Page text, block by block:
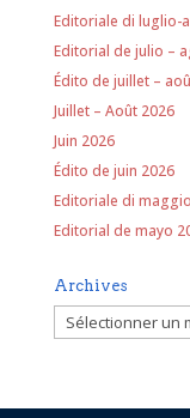
Editoriale di luglio-
Editorial de julio –
Édito de juillet –
Juillet – Août 2026
Juin 2026
Édito de juin 2026
Editoriale di
Editorial de mayo
Archives
Archives